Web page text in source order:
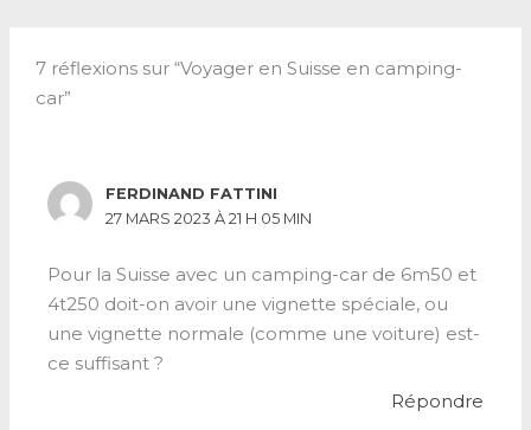
7 réflexions sur “Voyager en Suisse en camping-
car”
FERDINAND FATTINI
27 MARS 2023 À 21 H 05 MIN
Pour la Suisse avec un camping-car de 6m50 et
4t250 doit-on avoir une vignette spéciale, ou
une vignette normale (comme une voiture) est-
ce suffisant ?
Répondre